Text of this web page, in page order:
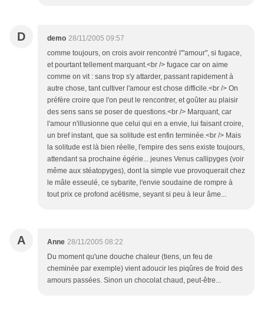
D demo 28/11/2005 09:57
comme toujours, on crois avoir rencontré l'"amour", si fugace,
et pourtant tellement marquant.<br /> fugace car on aime
comme on vit : sans trop s'y attarder, passant rapidement à
autre chose, tant cultiver l'amour est chose difficile.<br /> On
préfère croire que l'on peut le rencontrer, et goûter au plaisir
des sens sans se poser de questions.<br /> Marquant, car
l'amour n'illusionne que celui qui en a envie, lui faisant croire,
un bref instant, que sa solitude est enfin terminée.<br /> Mais
la solitude est là bien réelle, l'empire des sens existe toujours,
attendant sa prochaine égérie... jeunes Venus callipyges (voir
même aux stéatopyges), dont la simple vue provoquerait chez
le mâle esseulé, ce sybarite, l'envie soudaine de rompre à
tout prix ce profond acétisme, seyant si peu à leur âme...
A Anne 28/11/2005 08:22
Du moment qu'une douche chaleur (tiens, un feu de
cheminée par exemple) vient adoucir les piqûres de froid des
amours passées. Sinon un chocolat chaud, peut-être...